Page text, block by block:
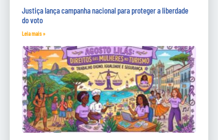
Justiça lança campanha nacional para proteger a liberdade
do voto
Leia mais »